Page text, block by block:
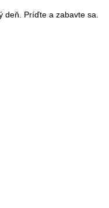
deň. Príďte a zabavte sa.